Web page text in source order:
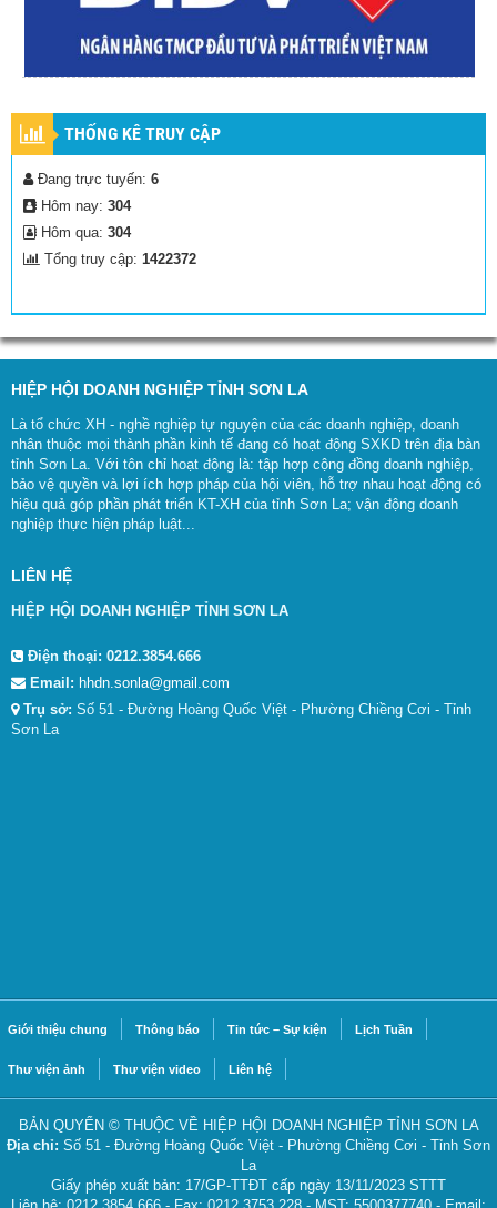
THỐNG KÊ TRUY CẬP
Đang trực tuyến: 6
Hôm nay: 304
Hôm qua: 304
Tổng truy cập: 1422372
HIỆP HỘI DOANH NGHIỆP TỈNH SƠN LA
Là tổ chức XH - nghề nghiệp tự nguyện của các doanh nghiệp, doanh
nhân thuộc mọi thành phần kinh tế đang có hoạt động SXKD trên địa bàn
tỉnh Sơn La. Với tôn chỉ hoạt động là: tập hợp cộng đồng doanh nghiệp,
bảo vệ quyền và lợi ích hợp pháp của hội viên, hỗ trợ nhau hoạt động có
hiệu quả góp phần phát triển KT-XH của tỉnh Sơn La; vận động doanh
nghiệp thực hiện pháp luật...
LIÊN HỆ
HIỆP HỘI DOANH NGHIỆP TỈNH SƠN LA
Điện thoại: 0212.3854.666
Email: hhdn.sonla@gmail.com
Trụ sở: Số 51 - Đường Hoàng Quốc Việt - Phường Chiềng Cơi - Tỉnh
Sơn La
Giới thiệu chung Thông báo Tin tức – Sự kiện Lịch Tuần
Thư viện ảnh Thư viện video Liên hệ
BẢN QUYỂN © THUỘC VỀ HIỆP HỘI DOANH NGHIỆP TỈNH SƠN LA
Địa chỉ: Số 51 - Đường Hoàng Quốc Việt - Phường Chiềng Cơi - Tỉnh Sơn
La
Giấy phép xuất bản: 17/GP-TTĐT cấp ngày 13/11/2023 STTT